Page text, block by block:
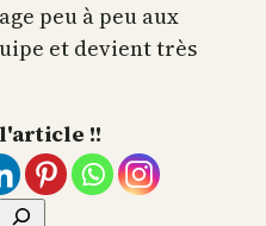
peu à peu aux
et devient très
!!